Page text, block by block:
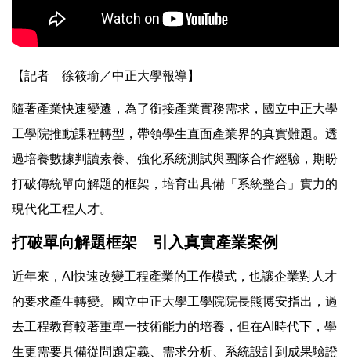
【記者 徐筱瑜／中正大學報導】
隨著產業快速變遷，為了銜接產業實務需求，國立中正大學
工學院推動課程轉型，帶領學生直面產業界的真實難題。透
過培養數據判讀素養、強化系統測試與團隊合作經驗，期盼
打破傳統單向解題的框架，培育出具備「系統整合」實力的
現代化工程人才。
打破單向解題框架 引入真實產業案例
近年來，AI快速改變工程產業的工作模式，也讓企業對人才
的要求產生轉變。國立中正大學工學院院長熊博安指出，過
去工程教育較著重單一技術能力的培養，但在AI時代下，學
生更需要具備從問題定義、需求分析、系統設計到成果驗證